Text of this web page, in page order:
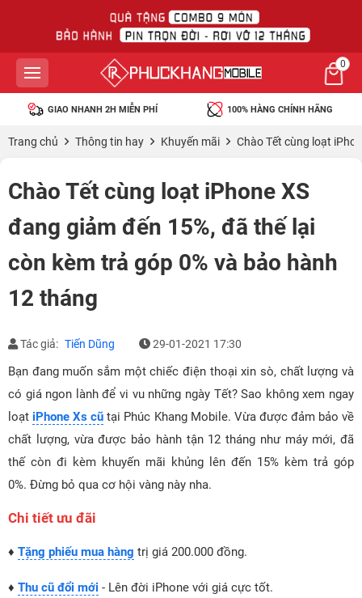
0
GIAO NHANH 2H MIỄN PHÍ 100% HÀNG CHÍNH HÃNG
Trang chủ Thông tin hay Khuyến mãi Chào Tết cùng loạt
Chào Tết cùng loạt iPhone XS
đang giảm đến 15%, đã thế lại
còn kèm trả góp 0% và bảo hành
12 tháng
Tác giả: Tiến Dũng 29-01-2021 17:30
Bạn đang muốn sắm một chiếc điện thoại xin sò, chất lượng và
có giá ngon lành để vi vu những ngày Tết? Sao không xem ngay
loạt iPhone Xs cũ tại Phúc Khang Mobile. Vừa được đảm bảo về
chất lượng, vừa được bảo hành tận 12 tháng như máy mới, đã
thế còn đi kèm khuyến mãi khủng lên đến 15% kèm trả góp
0%. Đừng bỏ qua cơ hội vàng này nha.
Chi tiết ưu đãi
♦ Tặng phiếu mua hàng trị giá 200.000 đồng.
♦ Thu cũ đổi mới - Lên đời iPhone với giá cực tốt.